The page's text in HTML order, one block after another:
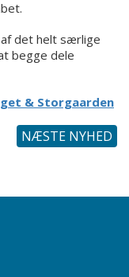
det helt særlige
begge dele
& Storgaarden
NÆSTE NYHED